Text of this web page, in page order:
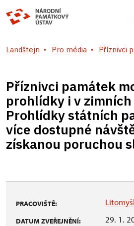
Landštejn Pro média Příznivci
Příznivci památek
prohlídky i v
Prohlídky státních
více dostupné
získanou poruchou
PRACOVIŠTĚ: Litomyšl
DATUM ZVEŘEJNĚNÍ: 29. 1.